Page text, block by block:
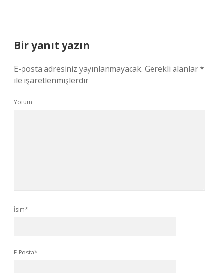
Bir yanıt yazın
E-posta adresiniz yayınlanmayacak. Gerekli alanlar*
ile işaretlenmişlerdir
Yorum
İsim*
E-Posta*